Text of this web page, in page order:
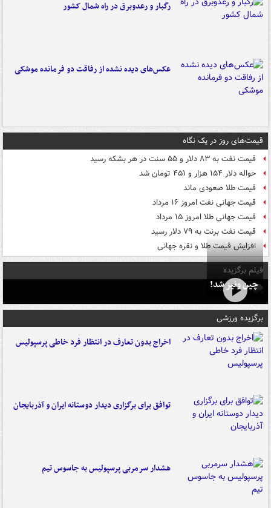
رگبار و رعدوبرق در راه شمال کشور
عکس‌های دیده نشده از رفاقت دو فرمانده‌ موشکی
قیمت‌های روز در یک نگاه
قیمت نفت به ۸۳ دلار و ۵۵ سنت در هر بشکه رسید
حواله دلار ۱۵۴ هزار و ۴۵۱ تومان شد
قیمت طلا صعودی ماند
قیمت جهانی نفت امروز ۱۶ مرداد
قیمت جهانی طلا امروز ۱۵ مرداد
قیمت نفت برنت به ۷۹ دلار رسید
افزایش قیمت طلا و نقره جهانی
فیلم برگزیده
چین ونیز شد!
برگزیده ورزشی
اخراج بدون تعارف در انتظار فرد خاطی پرسپولیس
توافق برای برگزاری دیدار دوستانه ایران و آذربایجان
هشدار سرمربی پرسپولیس به جاسوس تیم